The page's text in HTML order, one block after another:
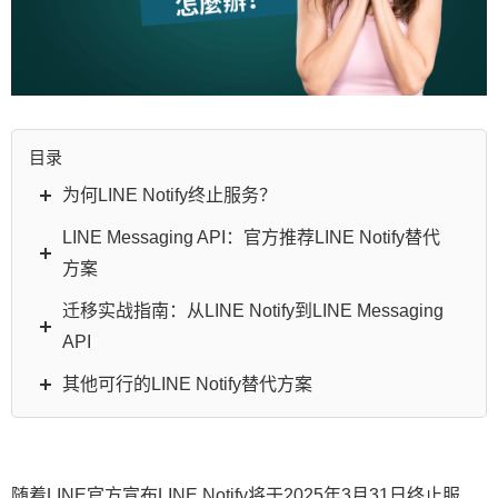
目录
为何LINE Notify终止服务？
LINE Messaging API：官方推荐LINE Notify替代
方案
迁移实战指南：从LINE Notify到LINE Messaging
API
其他可行的LINE Notify替代方案